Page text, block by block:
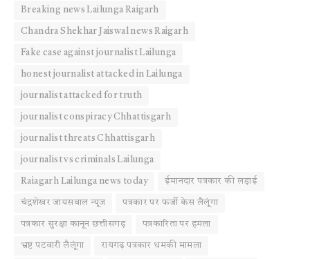
Breaking news Lailunga Raigarh
Chandra Shekhar Jaiswal news Raigarh
Fake case against journalist Lailunga
honest journalist attacked in Lailunga
journalist attacked for truth
journalist conspiracy Chhattisgarh
journalist threats Chhattisgarh
journalist vs criminals Lailunga
Raiagarh Lailunga news today ईमानदार पत्रकार की लड़ाई
चंद्रशेखर जायसवाल न्यूज पत्रकार पर फर्जी केस लैलूंगा
पत्रकार सुरक्षा कानून छत्तीसगढ़ पत्रकारिता पर हमला
भ्रष्ट पटवारी लैलूंगा रायगढ़ पत्रकार धमकी मामला